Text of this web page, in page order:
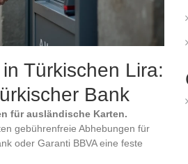
Türkischen Lira:
Bank
für ausländische Karten.
gebührenfreie Abhebungen für
oder Garanti BBVA eine feste